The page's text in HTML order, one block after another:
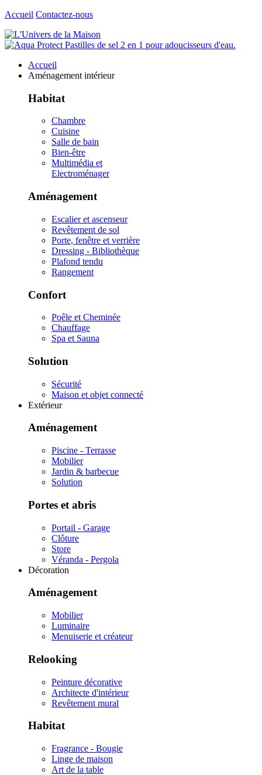
Accueil Contactez-nous
Accueil
Aménagement intérieur
Habitat
Chambre
Cuisine
Salle de bain
Bien-être
Multimédia et
Electroménager
Aménagement
Escalier et ascenseur
Revêtement de sol
Porte, fenêtre et verrière
Dressing - Bibliothèque
Plafond tendu
Rangement
Confort
Poêle et Cheminée
Chauffage
Spa et Sauna
Solution
Sécurité
Maison et objet connecté
Extérieur
Aménagement
Piscine - Terrasse
Mobilier
Jardin & barbecue
Solution
Portes et abris
Portail - Garage
Clôture
Store
Véranda - Pergola
Décoration
Aménagement
Mobilier
Luminaire
Menuiserie et créateur
Relooking
Peinture décorative
Architecte d'intérieur
Revêtement mural
Habitat
Fragrance - Bougie
Linge de maison
Art de la table